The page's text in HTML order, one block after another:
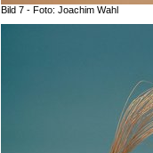
Bild 7 - Foto: Joachim Wahl